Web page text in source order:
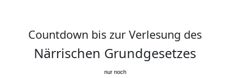
Countdown bis zur Verlesung des
Närrischen Grundgesetzes